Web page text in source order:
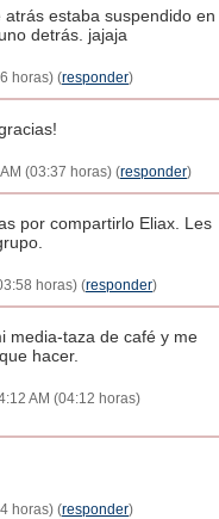
estaba suspendido en
detrás. jajaja
horas) (responder)
(03:37 horas) (responder)
por compartirlo Eliax. Les
horas) (responder)
media-taza de café y me
hacer.
AM (04:12 horas)
horas) (responder)